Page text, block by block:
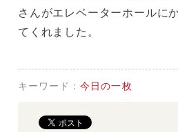
さんがエレベーターホールに
てくれました。
キーワード：今日の一枚